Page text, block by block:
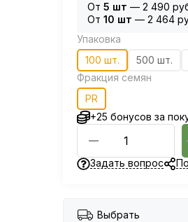
От 5 шт — 2 490
От 10 шт — 2 464
Упаковка
100 шт.
500 шт.
Фракция семян
PR
+25 бонусов за
Задать вопрос
Выбрать